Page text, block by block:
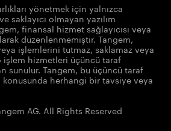
yönetmek için yalnızca
saklayıcı olmayan yazılım
finansal hizmet sağlayıcısı veya
düzenlenmemiştir. Tangem,
veya işlemlerini tutmaz, saklamaz veya
hizmetleri üçüncü taraf
sunulur. Tangem, bu üçüncü taraf
konusunda herhangi bir tavsiye veya